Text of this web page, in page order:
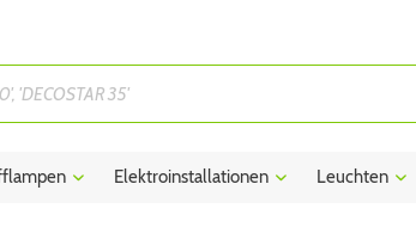
Elektroinstallationen Leuchten